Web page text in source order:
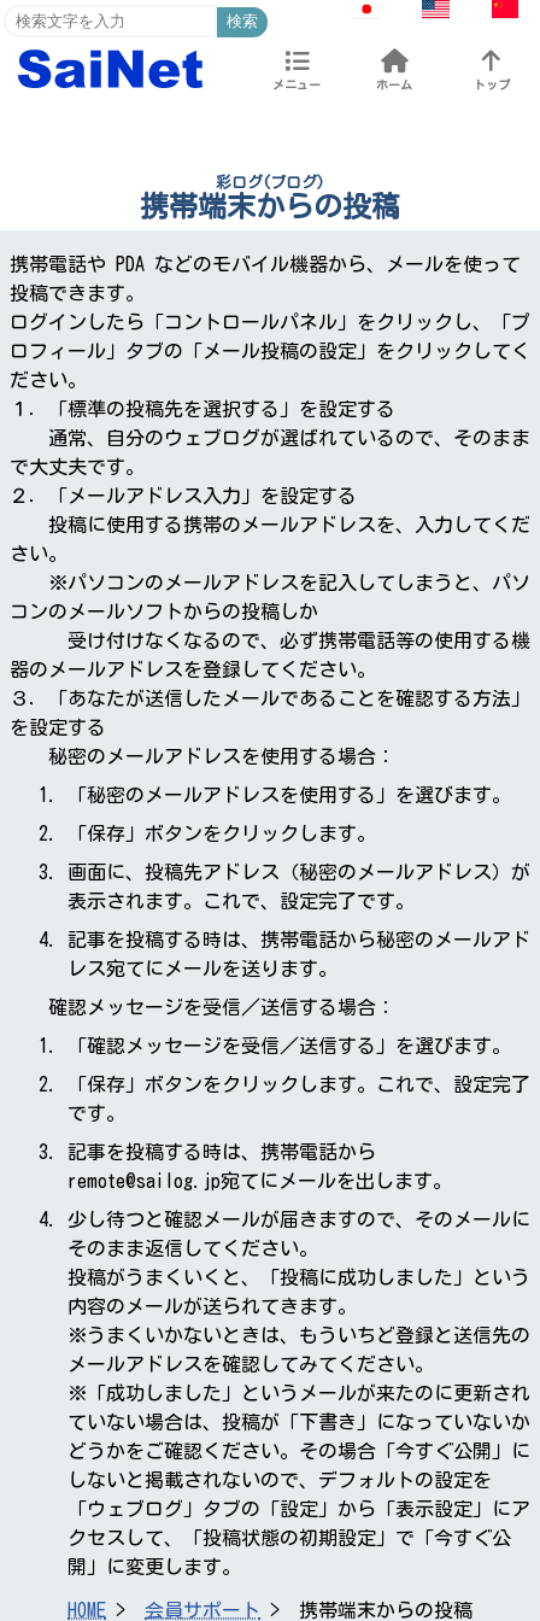
検索
メニュー ホーム トップ
彩ログ(ブログ)
携帯端末からの投稿
携帯電話や PDA などのモバイル機器から、メールを使って
投稿できます。
ログインしたら「コントロールパネル」をクリックし、「プ
ロフィール」タブの「メール投稿の設定」をクリックしてく
ださい。
１．「標準の投稿先を選択する」を設定する
通常、自分のウェブログが選ばれているので、そのまま
で大丈夫です。
２．「メールアドレス入力」を設定する
投稿に使用する携帯のメールアドレスを、入力してくだ
さい。
※パソコンのメールアドレスを記入してしまうと、パソ
コンのメールソフトからの投稿しか
受け付けなくなるので、必ず携帯電話等の使用する機
器のメールアドレスを登録してください。
３．「あなたが送信したメールであることを確認する方法」
を設定する
秘密のメールアドレスを使用する場合：
「秘密のメールアドレスを使用する」を選びます。
「保存」ボタンをクリックします。
画面に、投稿先アドレス（秘密のメールアドレス）が
表示されます。これで、設定完了です。
記事を投稿する時は、携帯電話から秘密のメールアド
レス宛てにメールを送ります。
確認メッセージを受信／送信する場合：
「確認メッセージを受信／送信する」を選びます。
「保存」ボタンをクリックします。これで、設定完了
です。
記事を投稿する時は、携帯電話から
remote@sailog.jp宛てにメールを出します。
少し待つと確認メールが届きますので、そのメールに
そのまま返信してください。
投稿がうまくいくと、「投稿に成功しました」という
内容のメールが送られてきます。
※うまくいかないときは、もういちど登録と送信先の
メールアドレスを確認してみてください。
※「成功しました」というメールが来たのに更新され
ていない場合は、投稿が「下書き」になっていないか
どうかをご確認ください。その場合「今すぐ公開」に
しないと掲載されないので、デフォルトの設定を
「ウェブログ」タブの「設定」から「表示設定」にア
クセスして、「投稿状態の初期設定」で「今すぐ公
開」に変更します。
HOME 会員サポート 携帯端末からの投稿